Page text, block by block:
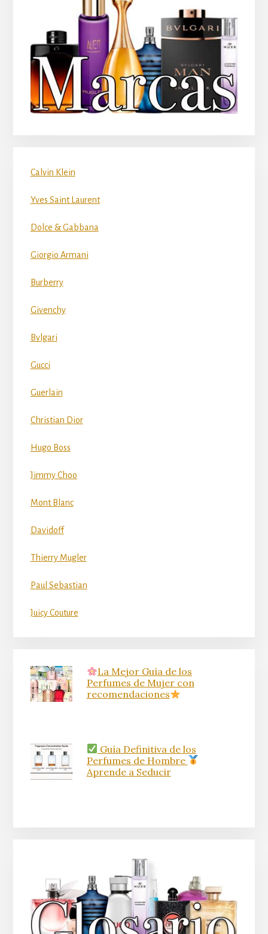
Calvin Klein
Yves Saint Laurent
Dolce & Gabbana
Giorgio Armani
Burberry
Givenchy
Bvlgari
Gucci
Guerlain
Christian Dior
Hugo Boss
Jimmy Choo
Mont Blanc
Davidoff
Thierry Mugler
Paul Sebastian
Juicy Couture
La Mejor Guía de los
Perfumes de Mujer con
recomendaciones
Guía Definitiva de los
Perfumes de Hombre
Aprende a Seducir